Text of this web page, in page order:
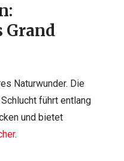
Grand
Naturwunder. Die
führt entlang
und bietet
.